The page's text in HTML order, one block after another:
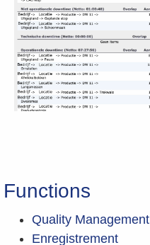
Functions
Quality Management
Enregistrement